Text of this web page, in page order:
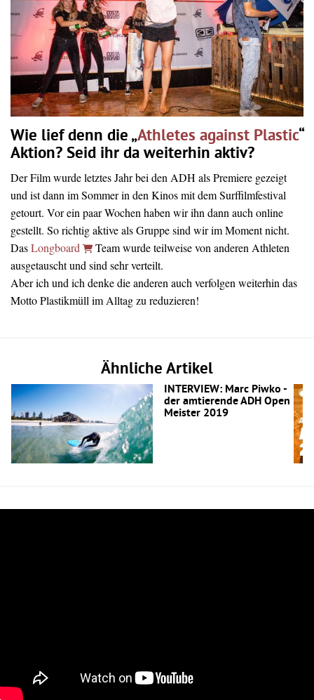
Wie lief denn die „Athletes against Plastic“
Aktion? Seid ihr da weiterhin aktiv?
Der Film wurde letztes Jahr bei den ADH als Premiere gezeigt
und ist dann im Sommer in den Kinos mit dem Surffilmfestival
getourt. Vor ein paar Wochen haben wir ihn dann auch online
gestellt. So richtig aktive als Gruppe sind wir im Moment nicht.
DasLongboard
Team wurde teilweise von anderen Athleten
ausgetauscht und sind sehr verteilt.
Aber ich und ich denke die anderen auch verfolgen weiterhin das
Motto Plastikmüll im Alltag zu reduzieren!
Ähnliche Artikel
INTERVIEW: Marc Piwko -
der amtierende ADH Open
Meister 2019